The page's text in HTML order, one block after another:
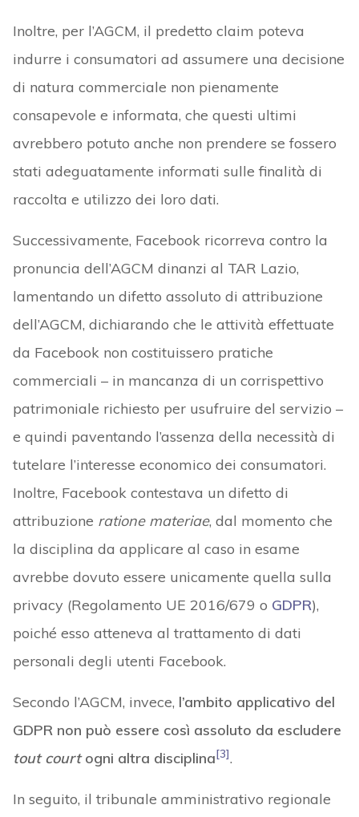
Inoltre, per l’AGCM, il predetto claim poteva
indurre i consumatori ad assumere una decisione
di natura commerciale non pienamente
consapevole e informata, che questi ultimi
avrebbero potuto anche non prendere se fossero
stati adeguatamente informati sulle finalità di
raccolta e utilizzo dei loro dati.
Successivamente, Facebook ricorreva contro la
pronuncia dell’AGCM dinanzi al TAR Lazio,
lamentando un difetto assoluto di attribuzione
dell’AGCM, dichiarando che le attività effettuate
da Facebook non costituissero pratiche
commerciali – in mancanza di un corrispettivo
patrimoniale richiesto per usufruire del servizio –
e quindi paventando l’assenza della necessità di
tutelare l’interesse economico dei consumatori.
Inoltre, Facebook contestava un difetto di
attribuzione ratione materiae, dal momento che
la disciplina da applicare al caso in esame
avrebbe dovuto essere unicamente quella sulla
privacy (Regolamento UE 2016/679 o GDPR),
poiché esso atteneva al trattamento di dati
personali degli utenti Facebook.
Secondo l’AGCM, invece, l’ambito applicativo del
GDPR non può essere così assoluto da escludere
tout courtogni altra disciplina[3].
In seguito, il tribunale amministrativo regionale